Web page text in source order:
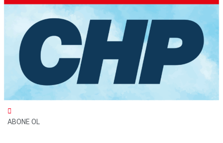
WhatsApp İhbar Hattı
Facebook
Youtube
ABONE OL